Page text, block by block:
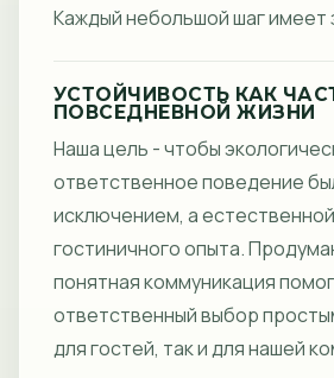
Каждый небольшой шаг имеет
УСТОЙЧИВОСТЬ КАК
ПОВСЕДНЕВНОЙ ЖИЗНИ
Наша цель - чтобы
ответственное поведение
исключением, а
гостиничного опыта.
понятная коммуникация
ответственный выбор
для гостей, так и для нашей